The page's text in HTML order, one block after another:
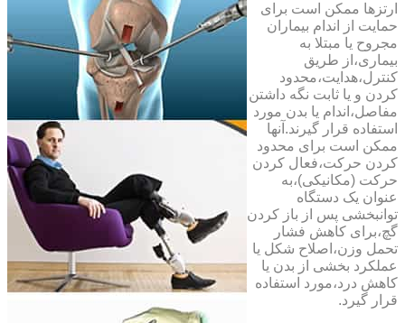
ارتزها ممکن است برای
حمایت از اندام بیماران
مجروح یا مبتلا به
بیماری،از طریق
کنترل،هدایت،محدود
کردن و یا ثابت نگه داشتن
مفاصل،اندام یا بدن مورد
استفاده قرار گیرند.آنها
ممکن است برای محدود
کردن حرکت،فعال کردن
حرکت (مکانیکی)،به
عنوان یک دستگاه
توانبخشی پس از باز کردن
گچ،برای کاهش فشار
تحمل وزن،اصلاح شکل یا
عملکرد بخشی از بدن یا
کاهش درد،مورد استفاده
قرار گیرد.